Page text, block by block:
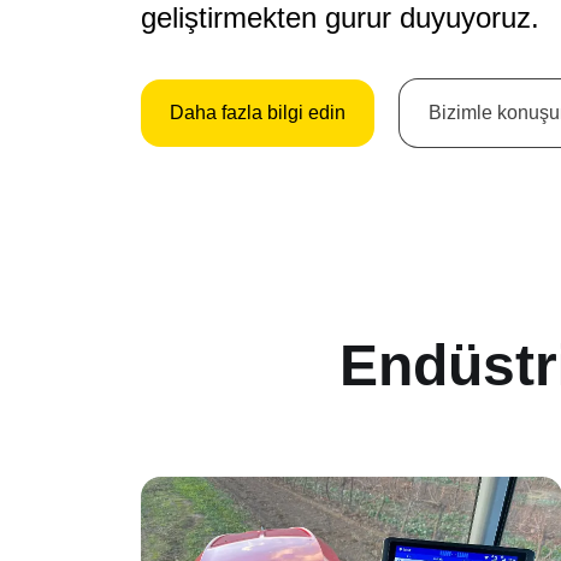
geliştirmekten gurur duyuyoruz.
Daha fazla bilgi edin Bizimle